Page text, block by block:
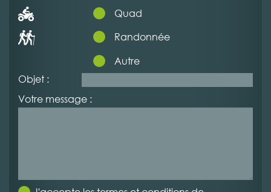
Quad
Randonnée
Autre
Objet :
Votre message :